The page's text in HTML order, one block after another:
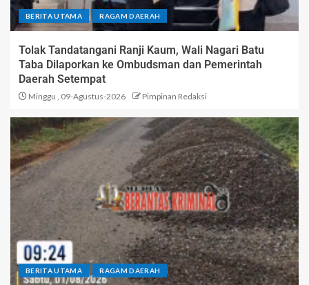
BERITA UTAMA RAGAM DAERAH
Tolak Tandatangani Ranji Kaum, Wali Nagari Batu
Taba Dilaporkan ke Ombudsman dan Pemerintah
Daerah Setempat
Minggu , 09-Agustus-2026 Pimpinan Redaksi
BERITA UTAMA RAGAM DAERAH